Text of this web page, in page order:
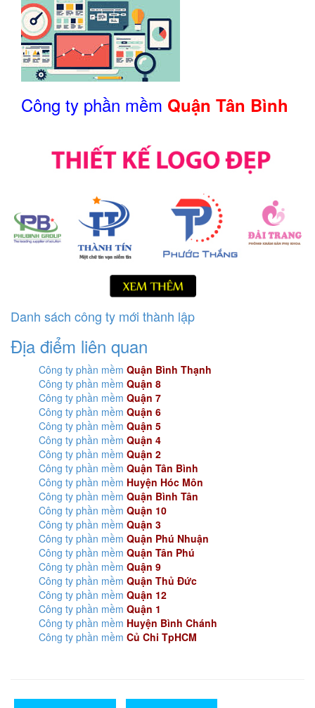
Công ty phần mềm Quận Tân Bình
Danh sách công ty mới thành lập
Địa điểm liên quan
Công ty phần mềm Quận Bình Thạnh
Công ty phần mềm Quận 8
Công ty phần mềm Quận 7
Công ty phần mềm Quận 6
Công ty phần mềm Quận 5
Công ty phần mềm Quận 4
Công ty phần mềm Quận 2
Công ty phần mềm Quận Tân Bình
Công ty phần mềm Huyện Hóc Môn
Công ty phần mềm Quận Bình Tân
Công ty phần mềm Quận 10
Công ty phần mềm Quận 3
Công ty phần mềm Quận Phú Nhuận
Công ty phần mềm Quận Tân Phú
Công ty phần mềm Quận 9
Công ty phần mềm Quận Thủ Đức
Công ty phần mềm Quận 12
Công ty phần mềm Quận 1
Công ty phần mềm Huyện Bình Chánh
Công ty phần mềm Củ Chi TpHCM